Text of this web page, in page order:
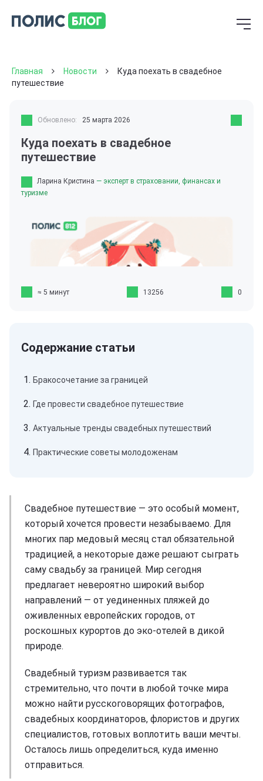
Главная Новости
Куда поехать в свадебное
путешествие
Обновлено: 25 марта 2026
Куда поехать в свадебное
путешествие
Ларина Кристина — эксперт в страховании, финансах и
туризме
≈ 5 минут 13256 0
Бракосочетание за границей
Где провести свадебное путешествие
Актуальные тренды свадебных путешествий
Практические советы молодоженам
Свадебное путешествие — это особый момент,
который хочется провести незабываемо. Для
многих пар медовый месяц стал обязательной
традицией, а некоторые даже решают сыграть
саму свадьбу за границей. Мир сегодня
предлагает невероятно широкий выбор
направлений — от уединенных пляжей до
оживленных европейских городов, от
роскошных курортов до эко-отелей в дикой
природе.
Свадебный туризм развивается так
стремительно, что почти в любой точке мира
можно найти русскоговорящих фотографов,
свадебных координаторов, флористов и других
специалистов, готовых воплотить ваши мечты.
Осталось лишь определиться, куда именно
отправиться.